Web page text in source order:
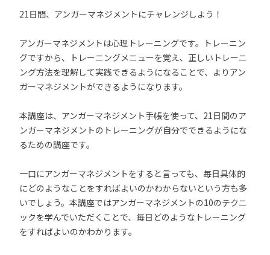
21日間、アンガーマネジメントにチャレンジしよう！
アンガーマネジメントは心理トレーニングです。トレーニン
グですから、トレーニングメニューを覚え、正しいトレーニ
ング方法を理解して実践できるようになることで、よりアン
ガーマネジメントができるようになります。
本講座は、アンガーマネジメント手帳を使って、21日間のア
ンガーマネジメントのトレーニングが自分でできるようにな
るための講座です。
一口にアンガーマネジメントをすると言っても、毎日具体的
にどのようなことをすればよいのかわからないという方も多
いでしょう。本講座ではアンガーマネジメントの10のテクニ
ックを学んでいただくことで、毎日どのようなトレーニング
をすればよいのかわかります。